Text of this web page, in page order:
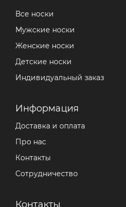
Все носки
Мужские носки
Женские носки
Детские носки
Индивидуальный заказ
Информация
Доставка и оплата
Про нас
Контакты
Сотрудничество
Контакты